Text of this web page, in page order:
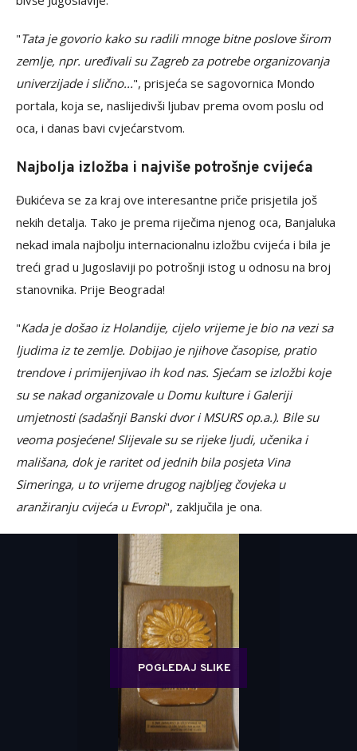
"Tata je govorio kako su radili mnoge bitne poslove širom
zemlje, npr. uređivali su Zagreb za potrebe organizovanja
univerzijade i slično...", prisjeća se sagovornica Mondo
portala, koja se, naslijedivši ljubav prema ovom poslu od
oca, i danas bavi cvjećarstvom.
Najbolja izložba i najviše potrošnje cvijeća
Đukićeva se za kraj ove interesantne priče prisjetila još
nekih detalja. Tako je prema riječima njenog oca, Banjaluka
nekad imala najbolju internacionalnu izložbu cvijeća i bila je
treći grad u Jugoslaviji po potrošnji istog u odnosu na broj
stanovnika. Prije Beograda!
"Kada je došao iz Holandije, cijelo vrijeme je bio na vezi sa
ljudima iz te zemlje. Dobijao je njihove časopise, pratio
trendove i primijenjivao ih kod nas. Sjećam se izložbi koje
su se nakad organizovale u Domu kulture i Galeriji
umjetnosti (sadašnji Banski dvor i MSURS op.a.). Bile su
veoma posjećene! Slijevale su se rijeke ljudi, učenika i
mališana, dok je raritet od jednih bila posjeta Vina
Simeringa, u to vrijeme drugog najbljeg čovjeka u
aranžiranju cvijeća u Evropi", zaključila je ona.
POGLEDAJ SLIKE